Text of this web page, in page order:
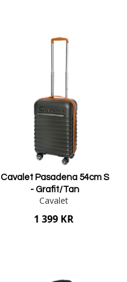
Cavalet Pasadena 54cm S
- Grafit/Tan
Cavalet
1 399 KR